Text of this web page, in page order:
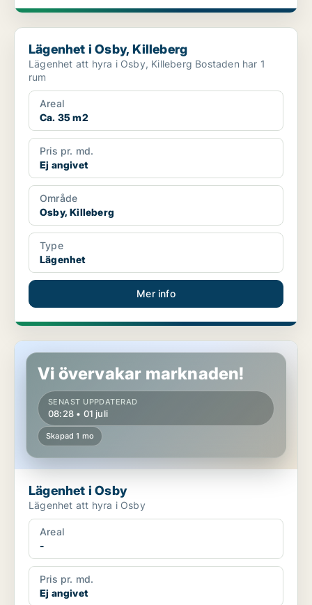
Lägenhet i Osby, Killeberg
Lägenhet i Osby, Killeberg
Lägenhet att hyra i Osby, Killeberg Bostaden har 1
rum
Areal
Ca. 35 m2
Pris pr. md.
Ej angivet
Område
Osby, Killeberg
Type
Lägenhet
Mer info
Lägenhet i Osby
Vi övervakar marknaden!
SENAST UPPDATERAD
08:28 • 01 juli
Skapad 1 mo
Lägenhet i Osby
Lägenhet att hyra i Osby
Areal
-
Pris pr. md.
Ej angivet